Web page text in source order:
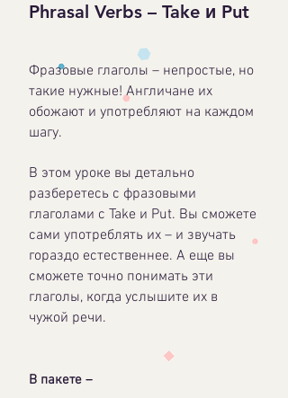
Phrasal Verbs – Take и Put
Фразовые глаголы – непростые, но
такие нужные! Англичане их
обожают и употребляют на каждом
шагу.
В этом уроке вы детально
разберетесь с фразовыми
глаголами с Take и Put. Вы сможете
сами употреблять их – и звучать
гораздо естественнее. А еще вы
сможете точно понимать эти
глаголы, когда услышите их в
чужой речи.
В пакете –